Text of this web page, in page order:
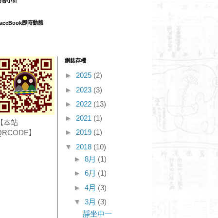
即時動態
本站
】
網誌存檔
► 2025 (2)
► 2023 (3)
► 2022 (13)
► 2021 (1)
► 2019 (1)
▼ 2018 (10)
► 8月 (1)
► 6月 (1)
► 4月 (3)
▼ 3月 (3)
靜坐中一